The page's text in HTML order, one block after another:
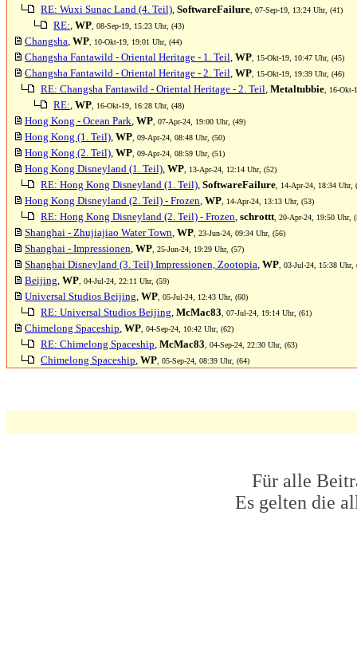
RE: Wuxi Sunac Land (4. Teil), SoftwareFailure , 07-Sep-19, 13:24 Uhr, (41)
RE:, WP , 08-Sep-19, 15:23 Uhr, (43)
Changsha, WP , 10-Okt-19, 19:01 Uhr, (44)
Changsha Fantawild - Oriental Heritage - 1. Teil, WP , 15-Okt-19, 10:47 Uhr, (45)
Changsha Fantawild - Oriental Heritage - 2. Teil, WP , 15-Okt-19, 19:39 Uhr, (46)
RE: Changsha Fantawild - Oriental Heritage - 2. Teil, Metaltubbie , 16-
RE:, WP , 16-Okt-19, 16:28 Uhr, (48)
Hong Kong - Ocean Park, WP , 07-Apr-24, 19:00 Uhr, (49)
Hong Kong (1. Teil), WP , 09-Apr-24, 08:48 Uhr, (50)
Hong Kong (2. Teil), WP , 09-Apr-24, 08:59 Uhr, (51)
Hong Kong Disneyland (1. Teil), WP , 13-Apr-24, 12:14 Uhr, (52)
RE: Hong Kong Disneyland (1. Teil), SoftwareFailure , 14-Apr-24, 18:34 Uhr,
Hong Kong Disneyland (2. Teil) - Frozen, WP , 14-Apr-24, 13:13 Uhr, (53)
RE: Hong Kong Disneyland (2. Teil) - Frozen, schrottt , 20-Apr-24, 19:50 Uhr,
Shanghai - Zhujiajiao Water Town, WP , 23-Jun-24, 09:34 Uhr, (56)
Shanghai - Impressionen, WP , 25-Jun-24, 19:29 Uhr, (57)
Shanghai Disneyland (3. Teil) Impressionen, Zootopia, WP , 03-Jul-24, 15:38 Uhr,
Beijing, WP , 04-Jul-24, 22:11 Uhr, (59)
Universal Studios Beijing, WP , 05-Jul-24, 12:43 Uhr, (60)
RE: Universal Studios Beijing, McMac83 , 07-Jul-24, 19:14 Uhr, (61)
Chimelong Spaceship, WP , 04-Sep-24, 10:42 Uhr, (62)
RE: Chimelong Spaceship, McMac83 , 04-Sep-24, 22:30 Uhr, (63)
Chimelong Spaceship, WP , 05-Sep-24, 08:39 Uhr, (64)
Für alle
Es gelten die